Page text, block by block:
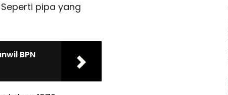
pipa yang
BPN